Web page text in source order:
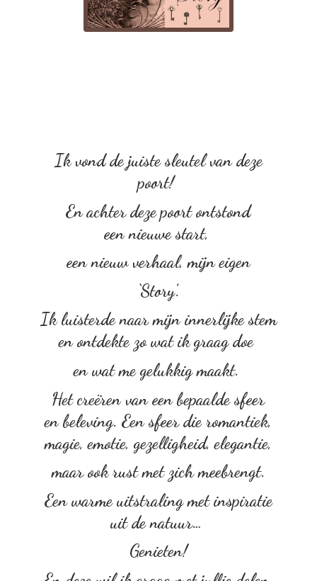
Ik vond de juiste sleutel van deze
poort!
En achter deze poort ontstond
een nieuwe start,
een nieuw verhaal, mijn eigen
‘Story’.
Ik luisterde naar mijn innerlijke stem
en ontdekte zo wat ik graag doe
en wat me gelukkig maakt.
Het creëren van een bepaalde sfeer
en beleving. Een sfeer die romantiek,
magie, emotie, gezelligheid, elegantie,
maar ook rust met zich meebrengt.
Een warme uitstraling met inspiratie
uit de natuur…
Genieten!